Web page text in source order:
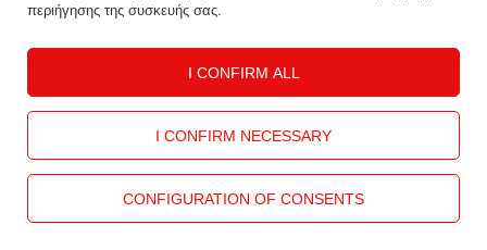
CUPRA
DAEWOO
περιήγησης της συσκευής σας.
I CONFIRM NECESSARY
CONFIGURATION OF CONSENTS
I CONFIRM ALL